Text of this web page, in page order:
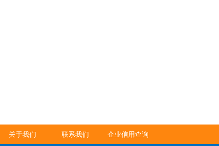
关于我们 联系我们 企业信用查询